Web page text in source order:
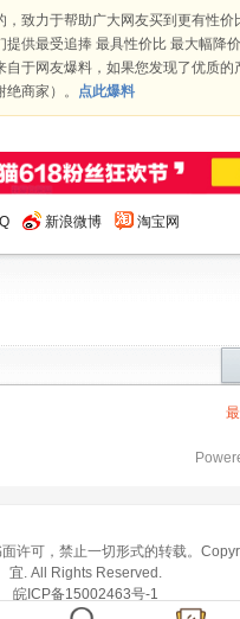
，致力于帮助广大网友买到更有性价
提供最受追捧 最具性价比 最大幅降
自于网友爆料，如果您发现了优质的
商家）。 点此爆料
新浪微博 淘宝网
许可，禁止一切形式的转载。
宜 . All Rights Reserved.
皖ICP备15002463号-1